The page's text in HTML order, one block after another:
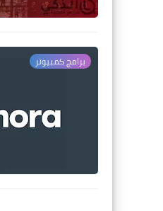
برامج كمبيوتر